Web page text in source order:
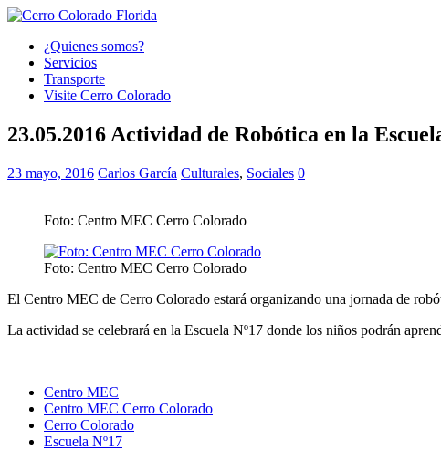
¿Quienes somos?
Servicios
Transporte
Visite Cerro Colorado
23.05.2016 Actividad de Robótica en la
23 mayo, 2016 Carlos García Culturales, Sociales 0
Foto: Centro MEC Cerro Colorado
Foto: Centro MEC Cerro Colorado
El Centro MEC de Cerro Colorado estará organizando una jornada de
La actividad se celebrará en la Escuela Nº17 donde los niños podrán
Centro MEC
Centro MEC Cerro Colorado
Cerro Colorado
Escuela Nº17